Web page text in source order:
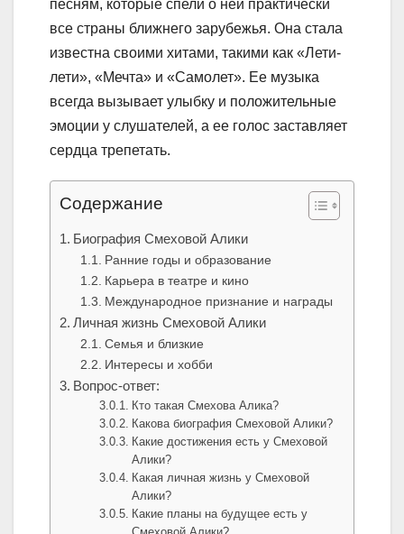
песням, которые спели о ней практически
все страны ближнего зарубежья. Она стала
известна своими хитами, такими как «Лети-
лети», «Мечта» и «Самолет». Ее музыка
всегда вызывает улыбку и положительные
эмоции у слушателей, а ее голос заставляет
сердца трепетать.
Содержание
Биография Смеховой Алики
Ранние годы и образование
Карьера в театре и кино
Международное признание и награды
Личная жизнь Смеховой Алики
Семья и близкие
Интересы и хобби
Вопрос-ответ:
Кто такая Смехова Алика?
Какова биография Смеховой Алики?
Какие достижения есть у Смеховой
Алики?
Какая личная жизнь у Смеховой
Алики?
Какие планы на будущее есть у